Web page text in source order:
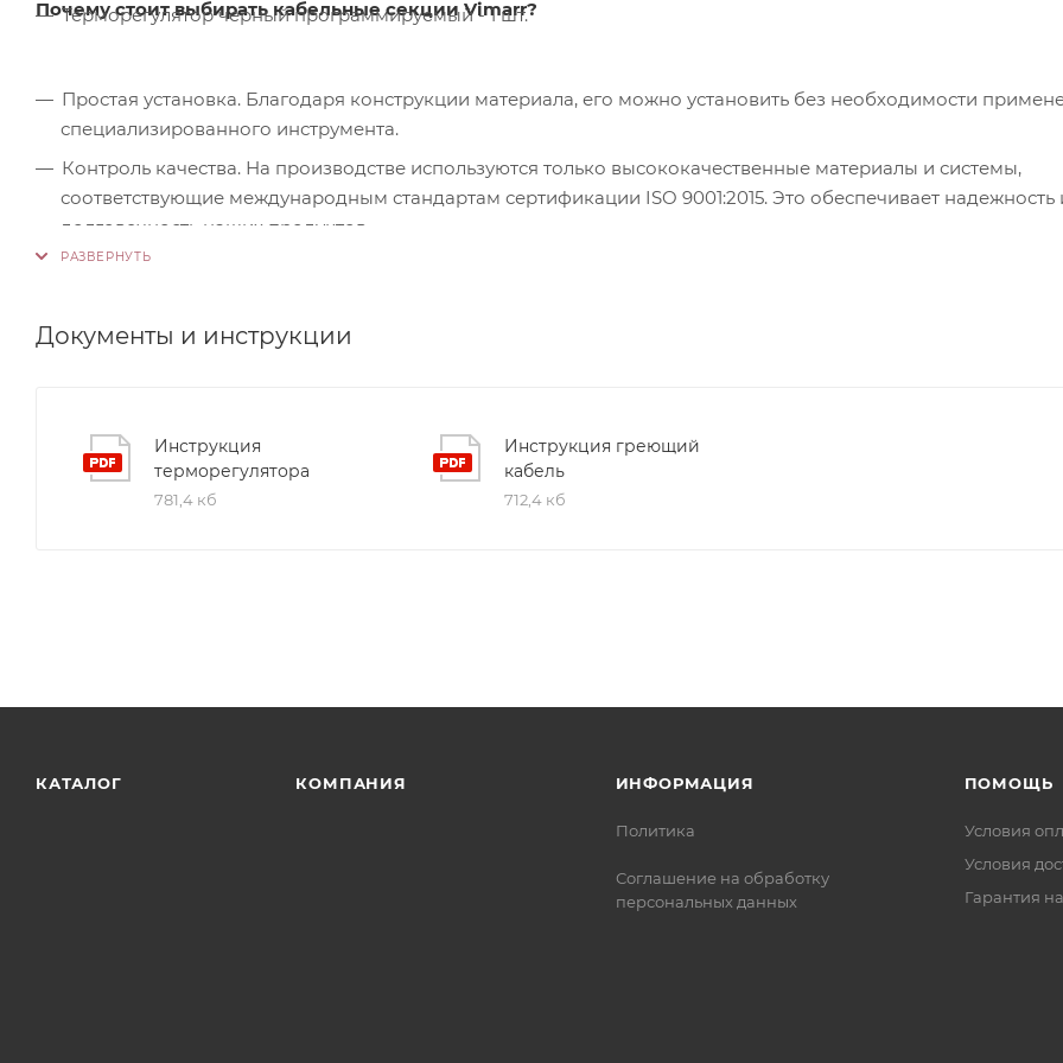
Терморегулятор черный программируемый - 1 шт.
Почему стоит выбирать кабельные секции Vimarr?
Простая установка. Благодаря конструкции материала, его можно установить без необходимости
специализированного инструмента.
Контроль качества. На производстве используются только высококачественные материалы и системы,
соответствующие международным стандартам сертификации ISO 9001:2015. Это обеспечивает надежность
долговечность наших продуктов.
Документы и инструкции
Инструкция
терморегулятора
781,4 кб
Инструкция греющий
кабель
712,4 кб
КАТАЛОГ КОМПАНИЯ ИНФОРМАЦИЯ
Политика
Соглашение на обработку
персональных данных
ПОМОЩЬ
Условия
Условия
Гарантия